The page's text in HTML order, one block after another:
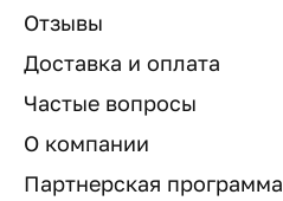
Отзывы
Доставка и оплата
Частые вопросы
О компании
Партнерская программа